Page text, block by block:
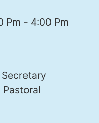
Pm - 4:00 Pm
Pastoral